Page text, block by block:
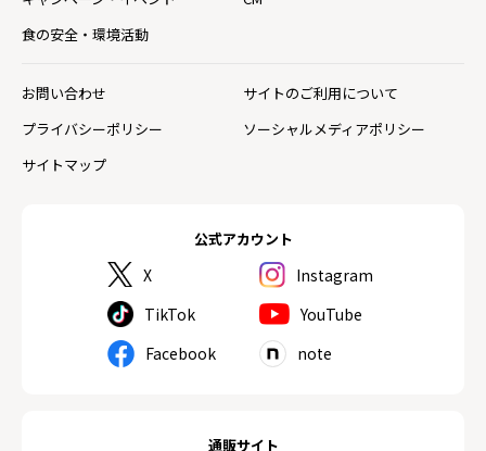
公式アカウント
X
Instagram
TikTok
YouTube
Facebook
note
通販サイト
食の安全・環境活動
お問い合わせ
サイトのご利用について
プライバシーポリシー
ソーシャルメディアポリシー
サイトマップ